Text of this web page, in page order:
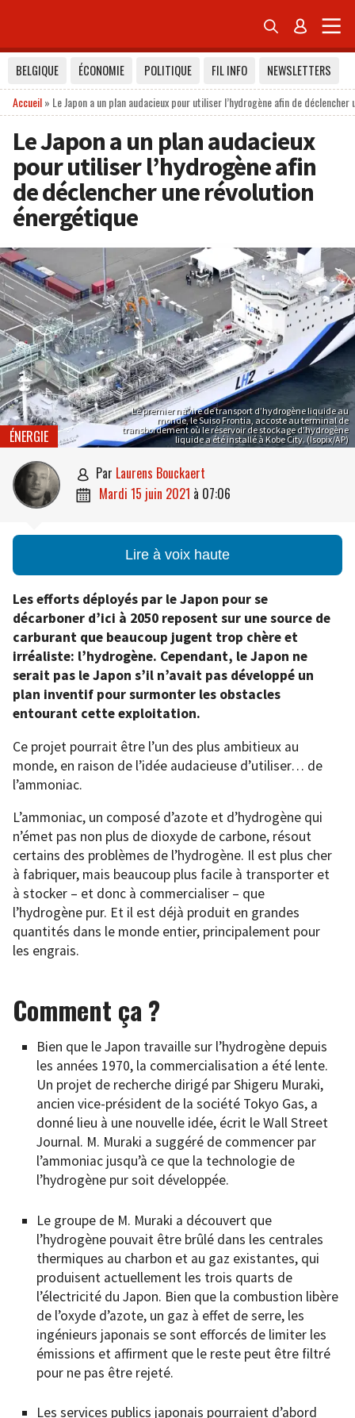
 
BELGIQUE ÉCONOMIE POLITIQUE FIL INFO
NEWSLETTERS
Accueil» Le Japon a un plan audacieux pour utiliser l’hydrogène afin de
Le Japon a un plan audacieux
pour utiliser l’hydrogène afin
de déclencher une révolution
énergétique
Le premier navire de transport d’hydrogène liquide au
monde, le Suiso Frontia, accoste au terminal de
transbordement où le réservoir de stockage d’hydrogène
liquide a été installé à Kobe City. (Isopix/AP)
ÉNERGIE
 par Laurens Bouckaert
 mardi 15 juin 2021 à 07:06
Lire à voix haute
Les efforts déployés par le Japon pour se
décarboner d’ici à 2050 reposent sur une source de
carburant que beaucoup jugent trop chère et
irréaliste: l’hydrogène. Cependant, le Japon ne
serait pas le Japon s’il n’avait pas développé un
plan inventif pour surmonter les obstacles
entourant cette exploitation.
Ce projet pourrait être l’un des plus ambitieux au
monde, en raison de l’idée audacieuse d’utiliser… de
l’ammoniac.
L’ammoniac, un composé d’azote et d’hydrogène qui
n’émet pas non plus de dioxyde de carbone, résout
certains des problèmes de l’hydrogène. Il est plus cher
à fabriquer, mais beaucoup plus facile à transporter et
à stocker – et donc à commercialiser – que
l’hydrogène pur. Et il est déjà produit en grandes
quantités dans le monde entier, principalement pour
les engrais.
Comment ça ?
Bien que le Japon travaille sur l’hydrogène depuis
les années 1970, la commercialisation a été lente.
Un projet de recherche dirigé par Shigeru Muraki,
ancien vice-président de la société Tokyo Gas, a
donné lieu à une nouvelle idée, écrit le Wall Street
Journal. M. Muraki a suggéré de commencer par
l’ammoniac jusqu’à ce que la technologie de
l’hydrogène pur soit développée.
Le groupe de M. Muraki a découvert que
l’hydrogène pouvait être brûlé dans les centrales
thermiques au charbon et au gaz existantes, qui
produisent actuellement les trois quarts de
l’électricité du Japon. Bien que la combustion libère
de l’oxyde d’azote, un gaz à effet de serre, les
ingénieurs japonais se sont efforcés de limiter les
émissions et affirment que le reste peut être filtré
pour ne pas être rejeté.
Les services publics japonais pourraient d’abord